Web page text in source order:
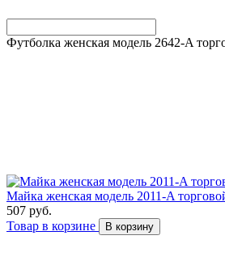
Футболка женская модель 2642-A
Майка женская модель 2011-A
507 руб.
Товар в корзине
В корзину